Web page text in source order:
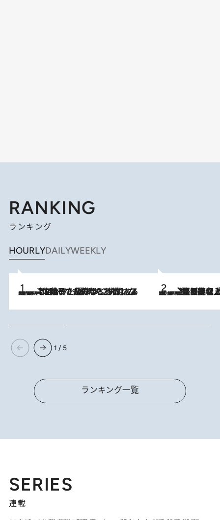
RANKING
ランキング
HOURLYDAILYWEEKLY
2026.8.5
【阿川佐和子さんの年とる力】なぜ70代で始めた趣味は“こんなに楽しい”のか？ ピアノ、俳句…スランプに陥っても続けられる“ある秘訣”とは 2026.8.5
【なぜ吉沢亮は「気配を消せる」のか？】興行収入208億の『国宝』を経て挑むミュージカル『ディア・エヴァン・ハンセン』。トップ俳優が舞台上でさらけ出した“孤独”とは
1 / 5
ランキング一覧
SERIES
連載